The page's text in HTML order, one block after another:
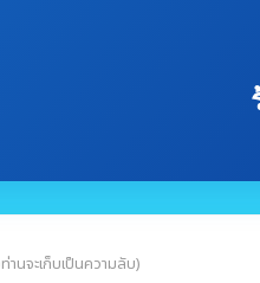
นจะเก็บเป็นความลับ)